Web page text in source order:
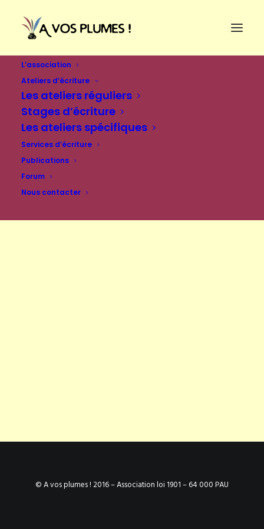
L’association
Ateliers d’écriture
Les ateliers réguliers
Stages d’écriture
Les ateliers spécifiques
Services d’écriture
Publications
Forum
Nous contacter
© A vos plumes ! 2016 – Association loi 1901 – 64 000 PAU